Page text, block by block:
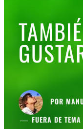
POR
FUERA DE TEMA